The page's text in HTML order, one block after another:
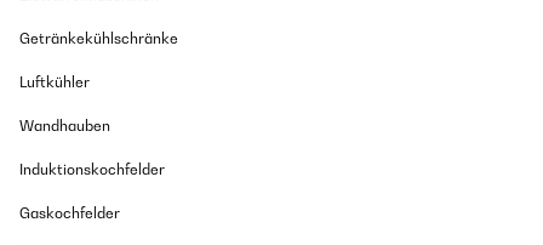
Getränkekühlschränke
Luftkühler
Wandhauben
Induktionskochfelder
Gaskochfelder